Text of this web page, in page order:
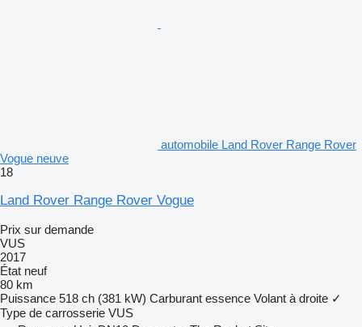
automobile Land Rover Range Rover
Vogue neuve
18
Land Rover Range Rover Vogue
Prix sur demande
VUS
2017
État neuf
80 km
Puissance 518 ch (381 kW) Carburant essence Volant à droite ✓
Type de carrosserie VUS